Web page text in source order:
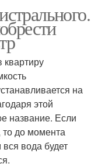
на
этой
название. Если
то до момента
вода будет